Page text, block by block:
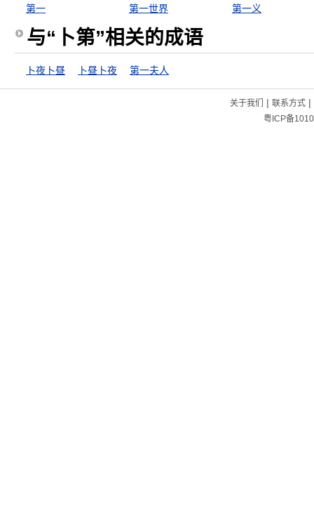
第一
第一世界 第一义
与“卜第”相关的成语
卜夜卜昼 卜昼卜夜 第一夫人
关于我们 | 联系方式|
粤ICP备